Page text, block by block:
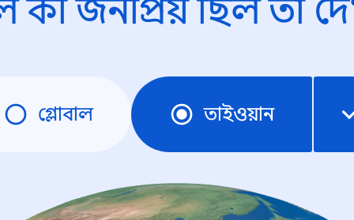
কী জনপ্রিয় ছিল তা
গ্লোবাল তাইওয়ান